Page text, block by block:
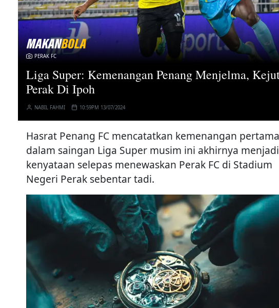
PERAK FC
Liga Super: Kemenangan Penang Menjelma,
Perak Di Ipoh
NABIL FAHMI 10:59PM 13/07/2024
Hasrat Penang FC mencatatkan kemenangan pertama
dalam saingan Liga Super musim ini akhirnya menjadi
kenyataan selepas menewaskan Perak FC di Stadium
Negeri Perak sebentar tadi.